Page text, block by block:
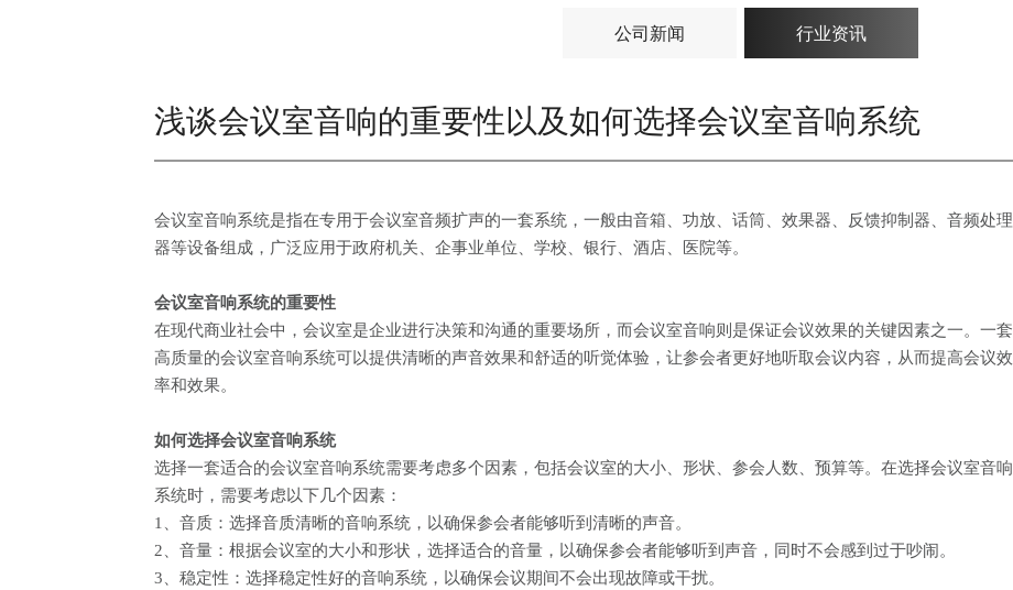
公司新闻 行业资讯
浅谈会议室音响的重要性以及如何选择会议室音响系统
会议室音响系统是指在专用于会议室音频扩声的一套系统，一般由音箱、功放、话筒、效果器、反馈抑制器、音频处理
器等设备组成，广泛应用于政府机关、企事业单位、学校、银行、酒店、医院等。
会议室音响系统的重要性
在现代商业社会中，会议室是企业进行决策和沟通的重要场所，而会议室音响则是保证会议效果的关键因素之一。一套
高质量的会议室音响系统可以提供清晰的声音效果和舒适的听觉体验，让参会者更好地听取会议内容，从而提高会议效
率和效果。
如何选择会议室音响系统
选择一套适合的会议室音响系统需要考虑多个因素，包括会议室的大小、形状、参会人数、预算等。在选择会议室音响
系统时，需要考虑以下几个因素：
1、音质：选择音质清晰的音响系统，以确保参会者能够听到清晰的声音。
2、音量：根据会议室的大小和形状，选择适合的音量，以确保参会者能够听到声音，同时不会感到过于吵闹。
3、稳定性：选择稳定性好的音响系统，以确保会议期间不会出现故障或干扰。